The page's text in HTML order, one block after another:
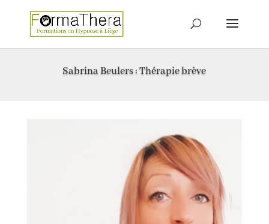
Sabrina Beulers : Thérapie brève